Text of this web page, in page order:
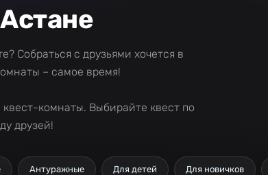
Собраться с друзьями хочется в
– самое время!
комнаты. Выбирайте квест по
друзей!
Антуражные Для детей Для новичков